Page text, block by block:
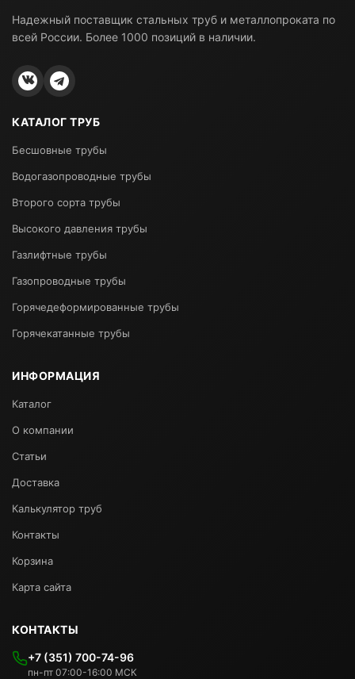
Надежный поставщик стальных труб и металлопроката по
всей России. Более 1000 позиций в наличии.
КАТАЛОГ ТРУБ
Бесшовные трубы
Водогазопроводные трубы
Второго сорта трубы
Высокого давления трубы
Газлифтные трубы
Газопроводные трубы
Горячедеформированные трубы
Горячекатанные трубы
ИНФОРМАЦИЯ
Каталог
О компании
Статьи
Доставка
Калькулятор труб
Контакты
Корзина
Карта сайта
КОНТАКТЫ
+7 (351) 700-74-96
пн-пт 07:00-16:00 МСК